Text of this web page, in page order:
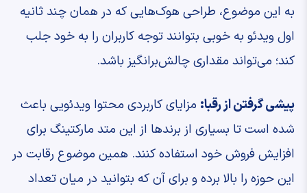
به این موضوع، طراحی هوک‌هایی که در همان چند ثانیه
اول ویدئو به خوبی بتوانند توجه کاربران را به خود جلب
کند؛ می‌تواند مقداری چالش‌برانگیز باشد.
پیشی گرفتن از رقبا:مزایای کاربردی محتوا ویدئویی باعث
شده است تا بسیاری از برندها از این متد مارکتینگ برای
افزایش فروش خود استفاده کنند. همین موضوع رقابت در
این حوزه را بالا برده و برای آن که بتوانید در میان تعداد